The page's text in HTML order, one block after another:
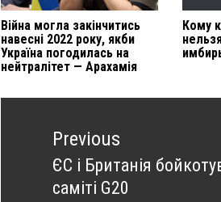
Війна могла закінчитись
навесні 2022 року, якби
Україна погодилась на
нейтралітет — Арахамія
Кому
Навигация
записямPrevious
Previous
ЄС і Британія
саміті G20